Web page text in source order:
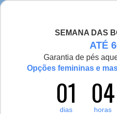
SEMANA DAS
ATÉ
Garantia de pés
Opções femininas e
01
dias 04
horas
pontos no Fiero Club
Vídeo
Calçados Pantufas